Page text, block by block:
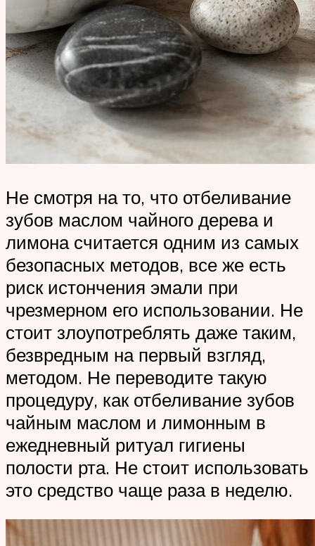
Не смотря на то, что отбеливание
зубов маслом чайного дерева и
лимона считается одним из самых
безопасных методов, все же есть
риск истончения эмали при
чрезмерном его использовании. Не
стоит злоупотреблять даже таким,
безвредным на первый взгляд,
методом. Не переводите такую
процедуру, как отбеливание зубов
чайным маслом и лимонным в
ежедневный ритуал гигиены
полости рта. Не стоит использовать
это средство чаще раза в неделю.